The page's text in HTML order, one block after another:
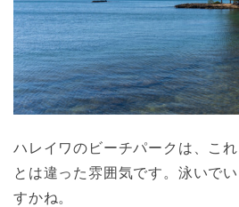
ハレイワのビーチパークは、こ
とは違った雰囲気です。泳いで
すかね。